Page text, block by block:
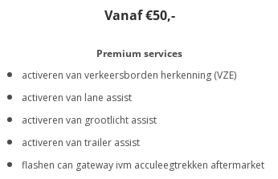
Vanaf €50,-
Premium services
activeren van verkeersborden herkenning (VZE)
activeren van lane assist
activeren van grootlicht assist
activeren van trailer assist
flashen can gateway ivm acculeegtrekken aftermarket